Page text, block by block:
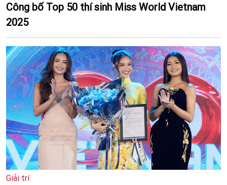
Công bố Top 50 thí sinh Miss World Vietnam
2025
Giải trí